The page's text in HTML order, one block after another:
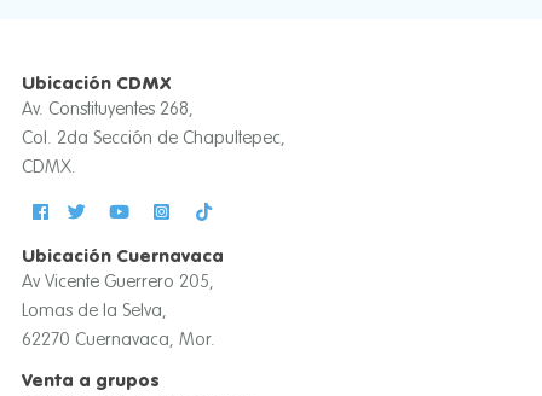
Ubicación CDMX
Av. Constituyentes 268,
Col. 2da Sección de Chapultepec,
CDMX.
Ubicación Cuernavaca
Av Vicente Guerrero 205,
Lomas de la Selva,
62270 Cuernavaca, Mor.
Venta a grupos